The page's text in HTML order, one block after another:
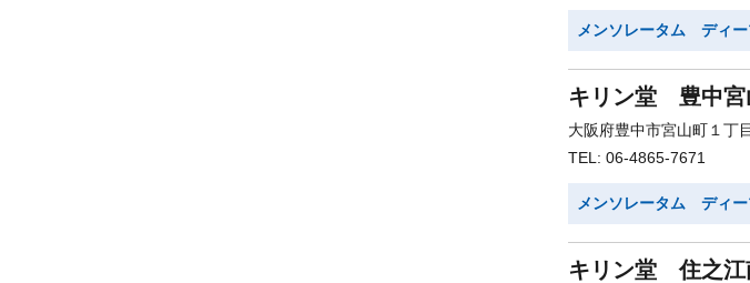
メンソレータム ディー
キリン堂 豊中宮
大阪府豊中市宮山町１丁
TEL: 06-4865-7671
メンソレータム ディー
キリン堂 住之江